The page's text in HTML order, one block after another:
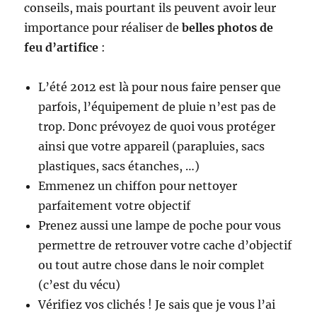
conseils, mais pourtant ils peuvent avoir leur
importance pour réaliser debelles photos de
feu d’artifice :
L’été 2012 est là pour nous faire penser que
parfois, l’équipement de pluie n’est pas de
trop. Donc prévoyez de quoi vous protéger
ainsi que votre appareil (parapluies, sacs
plastiques, sacs étanches, …)
Emmenez un chiffon pour nettoyer
parfaitement votre objectif
Prenez aussi une lampe de poche pour vous
permettre de retrouver votre cache d’objectif
ou tout autre chose dans le noir complet
(c’est du vécu)
Vérifiez vos clichés ! Je sais que je vous l’ai